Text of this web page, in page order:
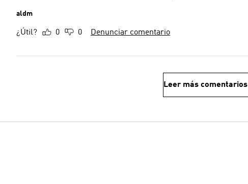
aldm
¿Útil? 0 0 Denunciar comentario
Leer más comentarios